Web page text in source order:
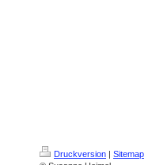
Druckversion | Sitemap